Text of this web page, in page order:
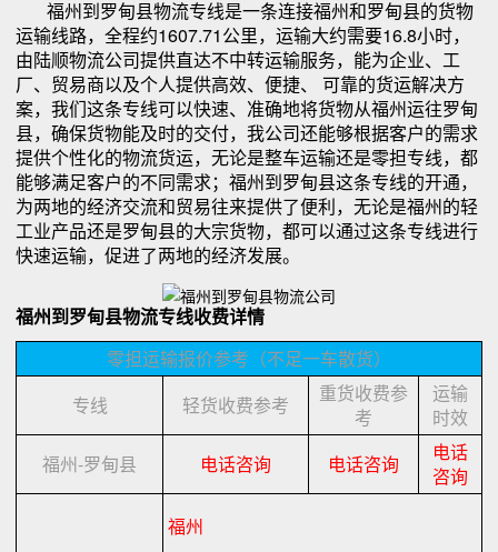
福州到罗甸县物流专线是一条连接福州和罗甸县的货物
运输线路，全程约1607.71公里，运输大约需要16.8小时，
由陆顺物流公司提供直达不中转运输服务，能为企业、工
厂、贸易商以及个人提供高效、便捷、 可靠的货运解决方
案，我们这条专线可以快速、准确地将货物从福州运往罗甸
县，确保货物能及时的交付，我公司还能够根据客户的需求
提供个性化的物流货运，无论是整车运输还是零担专线，都
能够满足客户的不同需求；福州到罗甸县这条专线的开通，
为两地的经济交流和贸易往来提供了便利，无论是福州的轻
工业产品还是罗甸县的大宗货物，都可以通过这条专线进行
快速运输，促进了两地的经济发展。
福州到罗甸县物流专线收费详情
零担运输报价参考（不足一车散货）
专线
轻货收费参考
重货收费参
考
运输
时效
福州-罗甸县
电话咨询 电话咨询
电话
咨询
福州